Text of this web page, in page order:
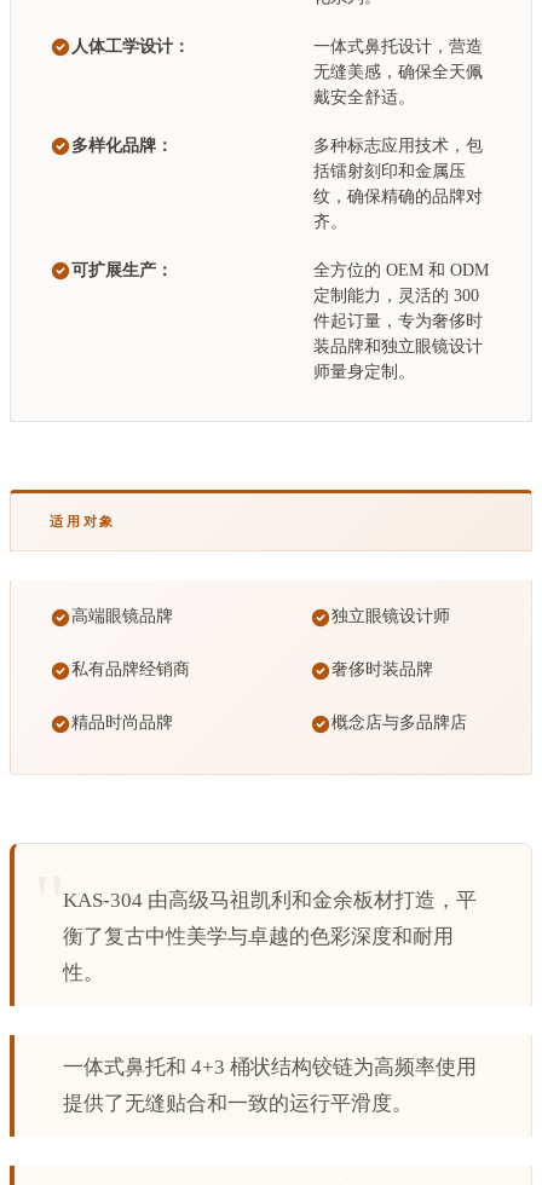
人体工学设计：
一体式鼻托设计，营造
无缝美感，确保全天佩
戴安全舒适。
多样化品牌：
多种标志应用技术，包
括镭射刻印和金属压
纹，确保精确的品牌对
齐。
可扩展生产：
全方位的 OEM 和 ODM
定制能力，灵活的 300
件起订量，专为奢侈时
装品牌和独立眼镜设计
师量身定制。
适用对象
高端眼镜品牌 独立眼镜设计师
私有品牌经销商 奢侈时装品牌
精品时尚品牌 概念店与多品牌店
KAS-304 由高级马祖凯利和金余板材打造，平
衡了复古中性美学与卓越的色彩深度和耐用
性。
一体式鼻托和 4+3 桶状结构铰链为高频率使用
提供了无缝贴合和一致的运行平滑度。